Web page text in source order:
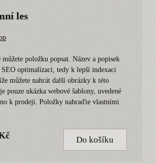
les
položku popsat. Název a popisek
optimalizaci, tedy k lepší indexaci
můžete nahrát další obrázky k této
pouze ukázka webové šablony, uvedené
k prodeji. Položky nahraďte vlastními
Do košíku